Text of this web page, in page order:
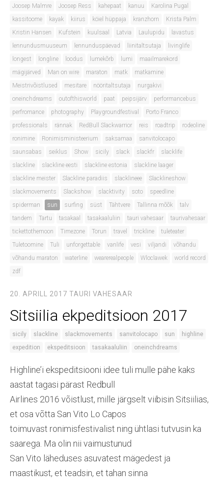
Joosep Malmre
Joosep Ress kahepaat kanuu
Karolina Pugal
kassitoome
kayak kiirus köiel hüppaja kranzhorn
Krista Palm
Kristin Hansen
Kufstein kuulsaal Latvia Laulupidu
lavastus
lennundusmuuseum
lennunduspäevad liinitaltsutaja
livinglife
longest
longline loodus lumekõrb lumi
maailmarekord
mägijärved
Man on wire maraton matk
matkamine
Meistrivõistlused
mesitare nööritaltsutaja
nurgakivi
oneinchdreams
outofthisworld paat peipsijärv
performancebus
perfromance
photography Playgroundfestival
Porto Franco
professionals
rännak RedBull Slackwarrior reis roadtrip
rodeoline
ronimine
Ronimisministeerium saksamaa
sanvitolocapo
saunsabas
seiklus Show sicily slack slackfr
slacklife
slackline
slackline eesti slackline estonia
slackline laager
slackline meister
Slackline paradiis slacklineee
Slacklineshow
slackmovements
Slackshow slacktivity soto
speedline
spiderman
sun surfing süst Tähtvere Tallinna mõõk
talv
tandem
Tartu tasakaal tasakaaluliin tauri vahesaar
taurivahesaar
tickettothemoon
Timezone Torun travel trickline
tuleteater
Tuletoomine
Tuli unforgettable vanlife vesi viljandi
võhandu
võhandu maraton
waterline wearerealpeople Wloclawek
world record
zdf
20. APRILL 2017 TAURI VAHESAAR
Sitsiilia ekpeditsioon 2017
sicily slackline slackmovements sanvitolocapo sun
highline
expedition
ekspeditsioon tasakaaluliin oneinchdreams
Highline’i ekspeditsiooni idee tuli mulle pähe kaks
aastat tagasi pärast Redbull
Airlines 2016 võistlust, mille järgselt viibisin Sitsiilias,
et osa võtta San Vito Lo Capos
toimuvast ronimisfestivalist ning ühtlasi tutvusin ka
saarega. Ma olin nii vaimustunud
San Vito läheduses asuvatest mägedest ja
maastikust, et teadsin, et tahan sinna